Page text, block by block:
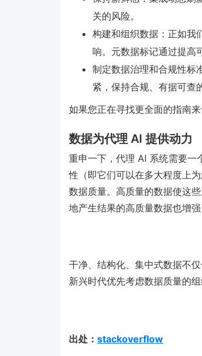
关的风险。
构建和组织数据：正如我
响。元数据标记通过提高
制定数据治理和合规性标
紧，保持合规、有据可查
如果您正在寻找更全面的指南
数据为代理 AI 提供动力
重申一下，代理 AI 系统需要一
性（即它们可以在多大程度上
数据质量。高质量的数据使这
地产生结果的高质量数据也增
干净、结构化、集中式数据不
新兴时代优先考虑数据质量的
出处： stackoverflow